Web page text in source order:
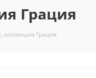
Грация
коллекция Грация